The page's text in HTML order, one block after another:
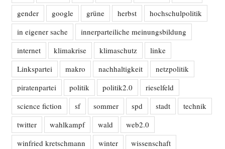
gender
google grüne herbst
hochschulpolitik
in eigener sache
innerparteiliche meinungsbildung
internet
klimakrise klimaschutz
linke
Linkspartei
makro nachhaltigkeit
netzpolitik
piratenpartei
politik politik2.0
rieselfeld
science fiction
sf sommer spd stadt
technik
twitter
wahlkampf wald
web2.0
winfried kretschmann
winter wissenschaft